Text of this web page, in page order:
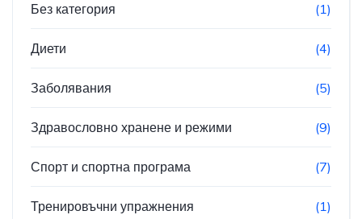
Без категория (1)
Диети (4)
Заболявания (5)
Здравословно хранене и режими (9)
Спорт и спортна програма (7)
Тренировъчни упражнения (1)